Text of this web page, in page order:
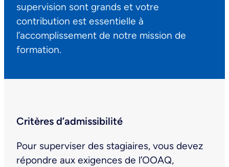
supervision sont grands et votre
contribution est essentielle à
l’accomplissement de notre mission de
formation.
Critères d’admissibilité
Pour superviser des stagiaires, vous devez
répondre aux exigences de l’OOAQ,